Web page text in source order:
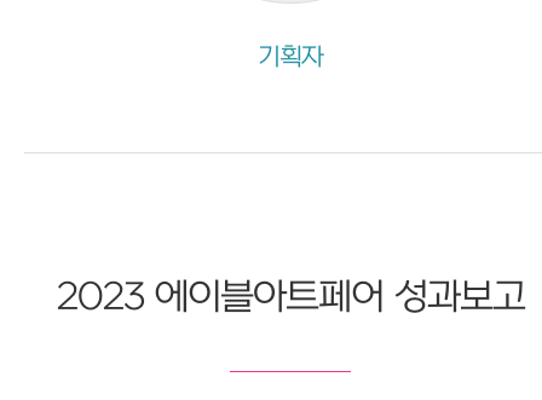
기획자
2023 에이블아트페어 성과보고